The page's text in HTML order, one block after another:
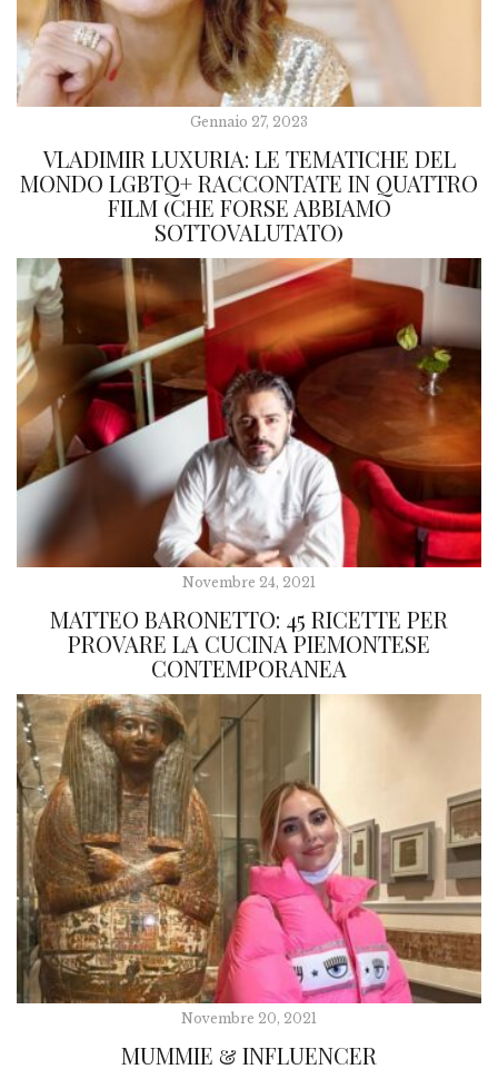
Gennaio 27, 2023
VLADIMIR LUXURIA: LE TEMATICHE DEL
MONDO LGBTQ+ RACCONTATE IN QUATTRO
FILM (CHE FORSE ABBIAMO
SOTTOVALUTATO)
Novembre 24, 2021
MATTEO BARONETTO: 45 RICETTE PER
PROVARE LA CUCINA PIEMONTESE
CONTEMPORANEA
Novembre 20, 2021
MUMMIE & INFLUENCER